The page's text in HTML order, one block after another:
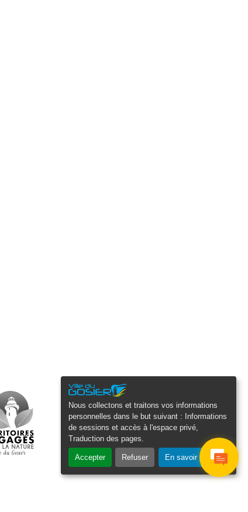
Nous collectons et traitons vos informations
personnelles dans le but suivant :
Informations
de sessions et accès à l'espace privé,
Traduction des pages
Accepter Refuser En savoir plus